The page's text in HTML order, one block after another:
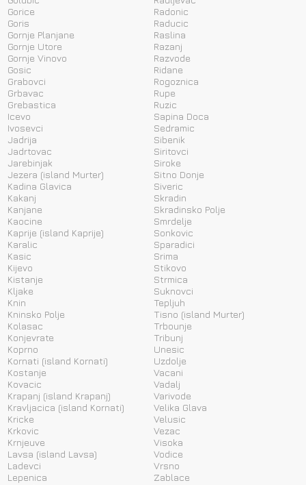
Gorice
Goris
Gornje Planjane
Gornje Utore
Gornje Vinovo
Gosic
Grabovci
Grbavac
Grebastica
Icevo
Ivosevci
Jadrija
Jadrtovac
Jarebinjak
Jezera (island Murter)
Kadina Glavica
Kakanj
Kanjane
Kaocine
Kaprije (island Kaprije)
Karalic
Kasic
Kijevo
Kistanje
Kljake
Knin
Kninsko Polje
Kolasac
Konjevrate
Koprno
Kornati (island Kornati)
Kostanje
Kovacic
Krapanj (island Krapanj)
Kravljacica (island Kornati)
Kricke
Krkovic
Krnjeuve
Lavsa (island Lavsa)
Ladevci
Lepenica
Radonic
Raducic
Raslina
Razanj
Razvode
Ridane
Rogoznica
Rupe
Ruzic
Sapina Doca
Sedramic
Sibenik
Siritovci
Siroke
Sitno Donje
Siveric
Skradin
Skradinsko Polje
Smrdelje
Sonkovic
Sparadici
Srima
Stikovo
Strmica
Suknovci
Tepljuh
Tisno (island Murter)
Trbounje
Tribunj
Unesic
Uzdolje
Vacani
Vadalj
Varivode
Velika Glava
Velusic
Vezac
Visoka
Vodice
Vrsno
Zablace